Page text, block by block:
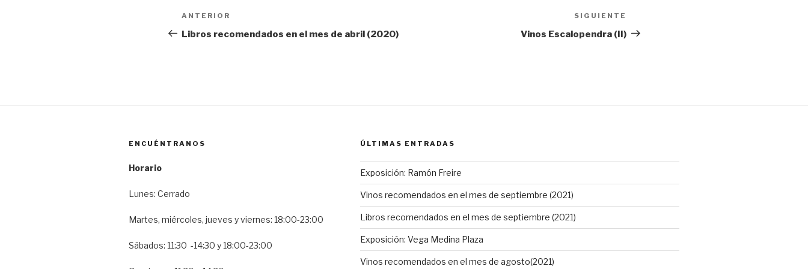
Navegación
de
Entrada
anterior:
ANTERIOR
Libros recomendados en el mes de abril (2020)
entrada
SIGUIENTE
Vinos Escalopendra (II)
ENCUÉNTRANOS
Horario
Lunes: Cerrado
Martes, miércoles, jueves y viernes: 18:00-23:00
Sábados: 11:30 -14:30 y 18:00-23:00
ÚLTIMAS ENTRADAS
Exposición: Ramón Freire
Vinos recomendados en el mes de septiembre (2021)
Libros recomendados en el mes de septiembre (2021)
Exposición: Vega Medina Plaza
Vinos recomendados en el mes de agosto(2021)